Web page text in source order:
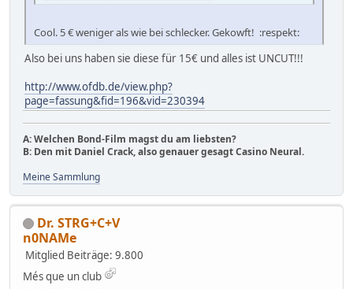
Cool. 5 € weniger als wie bei schlecker. Gekowft! :respekt:
Also bei uns haben sie diese für 15€ und alles ist UNCUT!!!
http://www.ofdb.de/view.php?
page=fassung&fid=196&vid=230394
A: Welchen Bond-Film magst du am liebsten?
B: Den mit Daniel Crack, also genauer gesagt Casino Neural.
Meine Sammlung
Dr. STRG+C+V
n0NAMe
Mitglied Beiträge: 9.800
Més que un club